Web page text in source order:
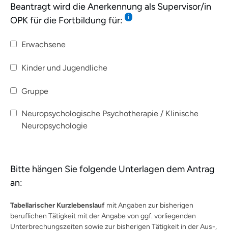
Beantragt wird die Anerkennung als Supervisor/in
OPK für die Fortbildung für:
i
Erwachsene
Kinder und Jugendliche
Gruppe
Neuropsychologische Psychotherapie / Klinische
Neuropsychologie
Bitte hängen Sie folgende Unterlagen dem Antrag
an:
Tabellarischer Kurzlebenslauf mit Angaben zur bisherigen
beruflichen Tätigkeit mit der Angabe von ggf. vorliegenden
Unterbrechungszeiten sowie zur bisherigen Tätigkeit in der Aus-,